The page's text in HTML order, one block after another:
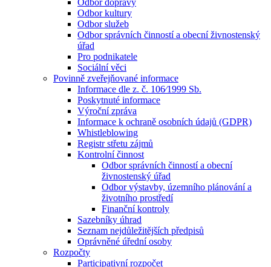
Odbor dopravy
Odbor kultury
Odbor služeb
Odbor správních činností a obecní živnostenský
úřad
Pro podnikatele
Sociální věci
Povinně zveřejňované informace
Informace dle z. č. 106⁄1999 Sb.
Poskytnuté informace
Výroční zpráva
Informace k ochraně osobních údajů (GDPR)
Whistleblowing
Registr střetu zájmů
Kontrolní činnost
Odbor správních činností a obecní
živnostenský úřad
Odbor výstavby, územního plánování a
životního prostředí
Finanční kontroly
Sazebníky úhrad
Seznam nejdůležitějších předpisů
Oprávněné úřední osoby
Rozpočty
Participativní rozpočet